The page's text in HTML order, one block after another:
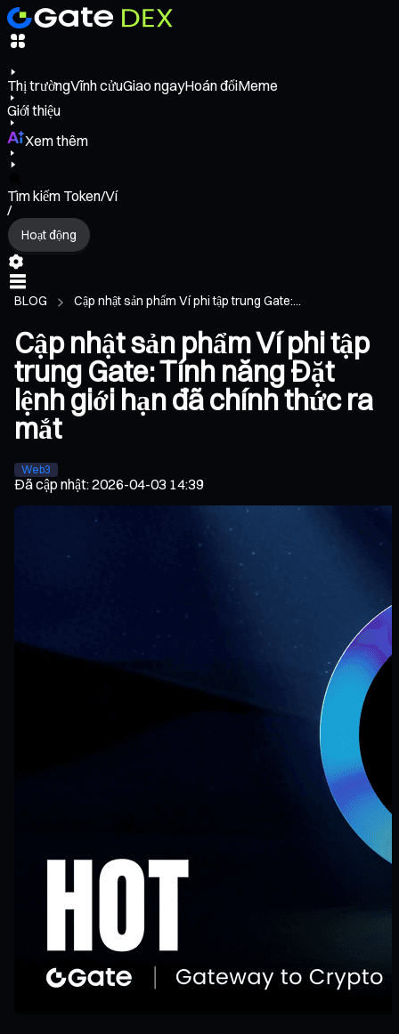
Thị trườngVĩnh cửuGiao ngayHoán đổiMeme
Giới thiệu
Xem thêm
Tìm kiếm Token/Ví
/
Hoạt động
BLOG Cập nhật sản phẩm Ví phi tập trung Gate:...
Cập nhật sản phẩm Ví phi tập
trung Gate: Tính năng Đặt
lệnh giới hạn đã chính thức ra
mắt
Web3
Đã cập nhật:2026-04-03 14:39